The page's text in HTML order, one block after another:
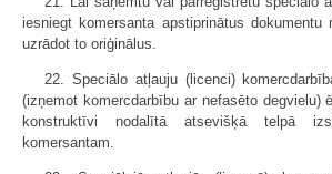
iesniegt komersanta apstiprinātus dokumentu
uzrādot to oriģinālus.
22. Speciālo atļauju (licenci)
(izņemot komercdarbību ar nefasēto degvielu)
konstruktīvi nodalītā atsevišķā telpā
komersantam.